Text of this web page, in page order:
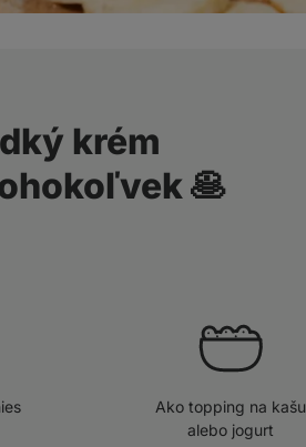
krém
🥞
Ako topping na kašu
alebo jogurt